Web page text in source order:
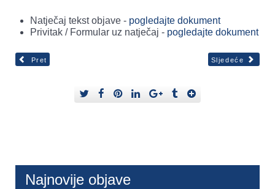
Natječaj tekst objave - pogledajte dokument
Privitak / Formular uz natječaj - pogledajte dokument
Pret Sljedeće
Najnovije objave